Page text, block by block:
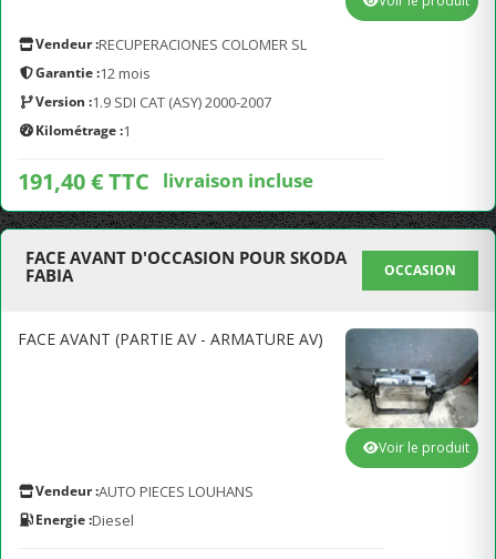
Vendeur :RECUPERACIONES COLOMER SL
Garantie :12 mois
Version :1.9 SDI CAT (ASY) 2000-2007
Kilométrage :1
191,40 € TTC livraison incluse
FACE AVANT D'OCCASION POUR SKODA
FABIA
OCCASION
FACE AVANT (PARTIE AV - ARMATURE AV)
Vendeur :AUTO PIECES LOUHANS
Energie :Diesel
Voir le produit